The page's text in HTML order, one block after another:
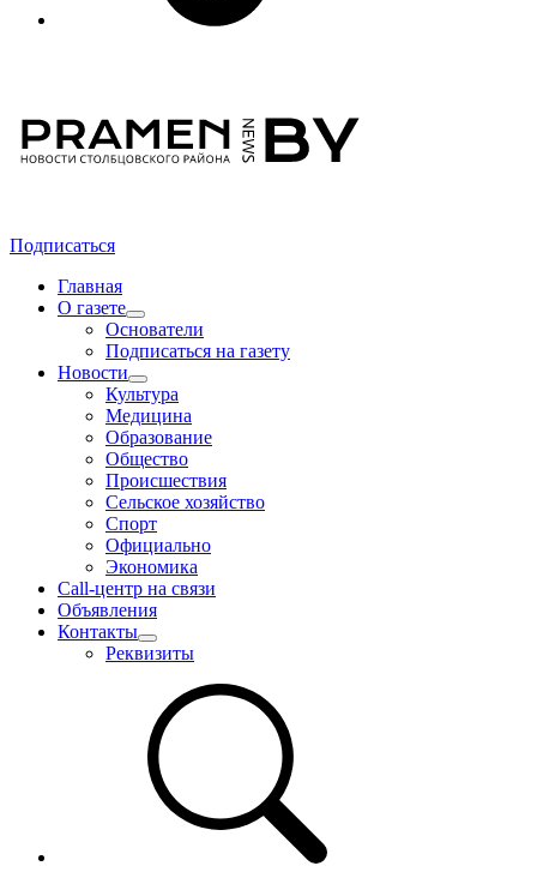
Подписаться
Главная
О газете
Основатели
Подписаться на газету
Новости
Культура
Медицина
Образование
Общество
Происшествия
Сельское хозяйство
Спорт
Официально
Экономика
Call-центр на связи
Объявления
Контакты
Реквизиты